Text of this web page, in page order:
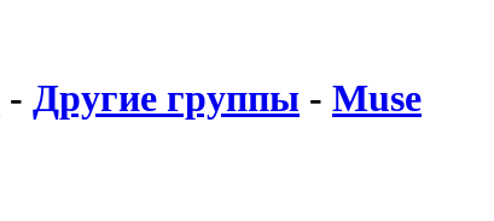
- Другие группы - Muse